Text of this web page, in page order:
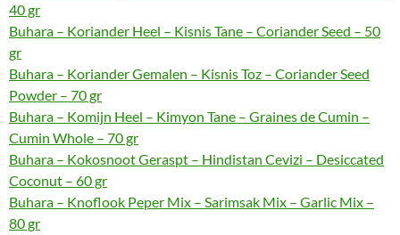
40 gr
Buhara – Koriander Heel – Kisnis Tane – Coriander Seed – 50
gr
Buhara – Koriander Gemalen – Kisnis Toz – Coriander Seed
Powder – 70 gr
Buhara – Komijn Heel – Kimyon Tane – Graines de Cumin –
Cumin Whole – 70 gr
Buhara – Kokosnoot Geraspt – Hindistan Cevizi – Desiccated
Coconut – 60 gr
Buhara – Knoflook Peper Mix – Sarimsak Mix – Garlic Mix –
80 gr